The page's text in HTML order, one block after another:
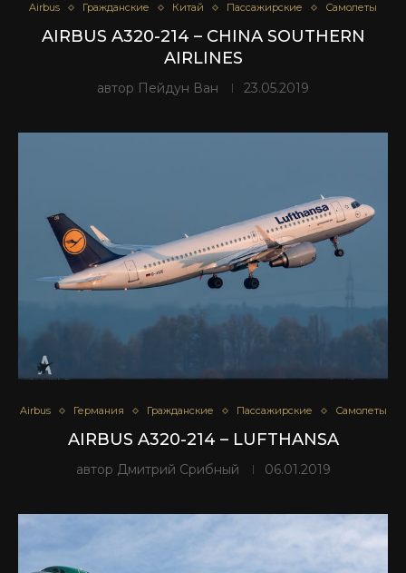
Airbus Гражданские Китай Пассажирские Самолеты
AIRBUS A320-214 – CHINA SOUTHERN
AIRLINES
автор Пейдун Ван 23.05.2019
Airbus Германия Гражданские Пассажирские Самолеты
AIRBUS A320-214 – LUFTHANSA
автор Дмитрий Срибный 06.01.2019